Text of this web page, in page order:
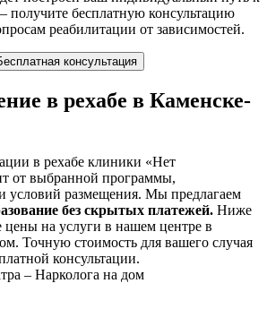
получите бесплатную консультацию
реабилитации от зависимостей.
консультация
в рехабе в Каменске-
в рехабе клиники «Нет
от выбранной программы,
условий размещения. Мы предлагаем
без скрытых платежей. Ниже
на услуги в нашем центре в
Точную стоимость для вашего случая
консультации.
– Нарколога на дом